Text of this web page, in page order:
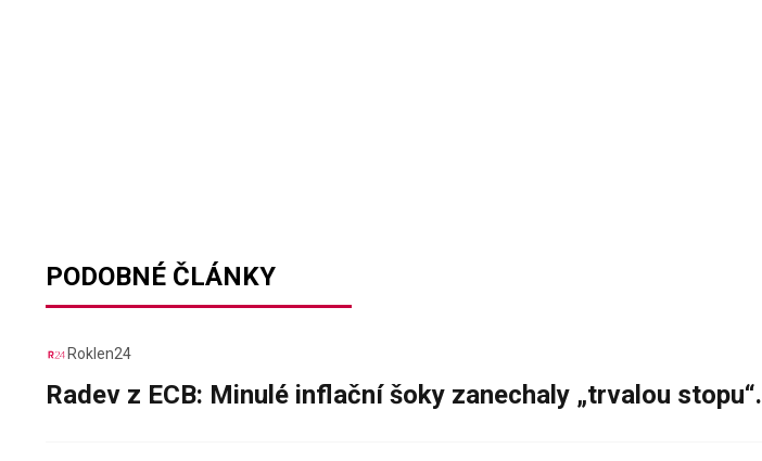
PODOBNÉ ČLÁNKY
Roklen24
Radev z ECB: Minulé inflační šoky zanechaly „trvalou stopu“.